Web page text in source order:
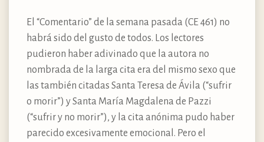
El “Comentario” de la semana pasada (CE 461) no
habrá sido del gusto de todos. Los lectores
pudieron haber adivinado que la autora no
nombrada de la larga cita era del mismo sexo que
las también citadas Santa Teresa de Ávila (“sufrir
o morir”) y Santa María Magdalena de Pazzi
(“sufrir y no morir”), y la cita anónima pudo haber
parecido excesivamente emocional. Pero el